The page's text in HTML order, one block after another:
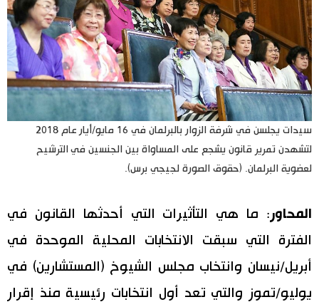
سيدات يجلسن في شرفة الزوار بالبرلمان في 16 مايو/أيار عام 2018
لتشهدن تمرير قانون يشجع على المساواة بين الجنسين في الترشيح
لعضوية البرلمان. (حقوق الصورة لجيجي برس).
المحاور: ما هي التأثيرات التي أحدثها القانون في
الفترة التي سبقت الانتخابات المحلية الموحدة في
أبريل/نيسان وانتخاب مجلس الشيوخ (المستشارين) في
يوليو/تموز والتي تعد أول انتخابات رئيسية منذ إقرار